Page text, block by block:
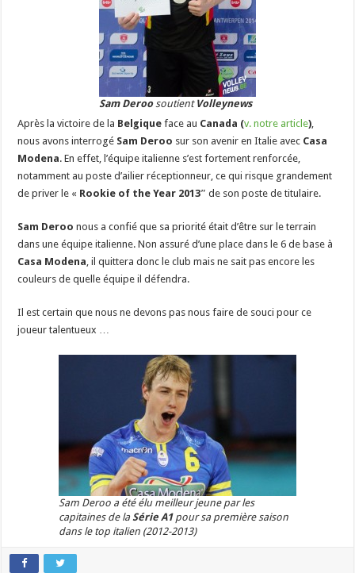
Sam Deroosoutient Volleynews
Après la victoire de la Belgique face au Canada (v. notre article),
nous avons interrogé Sam Deroo sur son avenir en Italie avec Casa
Modena. En effet, l’équipe italienne s’est fortement renforcée,
notamment au poste d’ailier réceptionneur, ce qui risque grandement
de priver le « Rookie of the Year 2013″ de son poste de titulaire.
Sam Deroo nous a confié que sa priorité était d’être sur le terrain
dans une équipe italienne. Non assuré d’une place dans le 6 de base à
Casa Modena, il quittera donc le club mais ne sait pas encore les
couleurs de quelle équipe il défendra.
Il est certain que nous ne devons pas nous faire de souci pour ce
joueur talentueux …
Sam Deroo a été élu meilleur jeune par les
capitaines de laSérie A1pour sa première saison
dans le top italien (2012-2013)